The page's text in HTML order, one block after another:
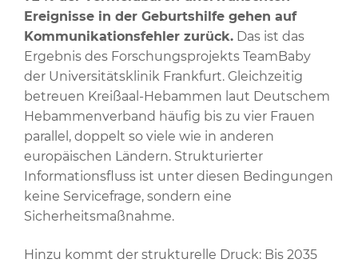
Ereignisse in der Geburtshilfe gehen auf
Kommunikationsfehler zurück. Das ist das
Ergebnis des Forschungsprojekts TeamBaby
der Universitätsklinik Frankfurt. Gleichzeitig
betreuen Kreißaal-Hebammen laut Deutschem
Hebammenverband häufig bis zu vier Frauen
parallel, doppelt so viele wie in anderen
europäischen Ländern. Strukturierter
Informationsfluss ist unter diesen Bedingungen
keine Servicefrage, sondern eine
Sicherheitsmaßnahme.
Hinzu kommt der strukturelle Druck: Bis 2035